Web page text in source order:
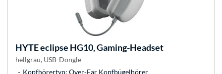
HYTEeclipse HG10, Gaming-Headset
hellgrau, USB-Dongle
Kopfhörertyp: Over-Ear Kopfbügelhörer